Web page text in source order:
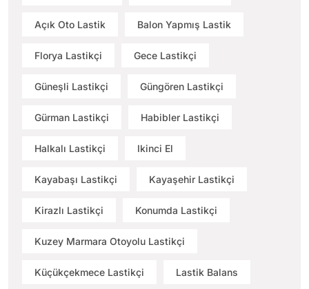
Açık Oto Lastik Balon Yapmış Lastik
Florya Lastikçi Gece Lastikçi
Güneşli Lastikçi Güngören Lastikçi
Gürman Lastikçi Habibler Lastikçi
Halkalı Lastikçi Ikinci El
Kayabaşı Lastikçi Kayaşehir Lastikçi
Kirazlı Lastikçi Konumda Lastikçi
Kuzey Marmara Otoyolu Lastikçi
Küçükçekmece Lastikçi Lastik Balans